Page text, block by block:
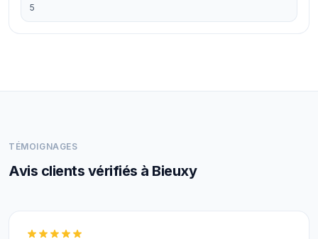
5
TÉMOIGNAGES
Avis clients vérifiés à Bieuxy